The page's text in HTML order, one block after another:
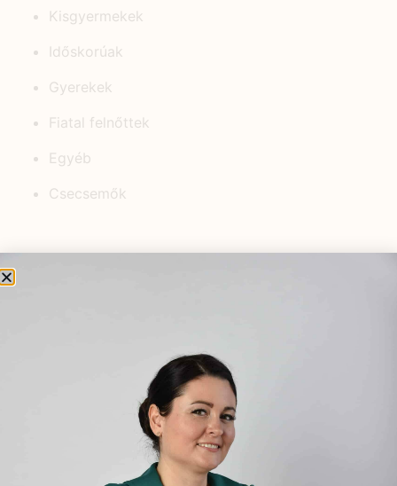
Kisgyermekek
Időskorúak
Gyerekek
Fiatal felnőttek
Egyéb
Csecsemők
KEDVELT BEJEGYZÉSEK
Nyugtató tea szoptatós anyáknak
2021.09.20.
Apiterápiás szerek, azaz méhészeti